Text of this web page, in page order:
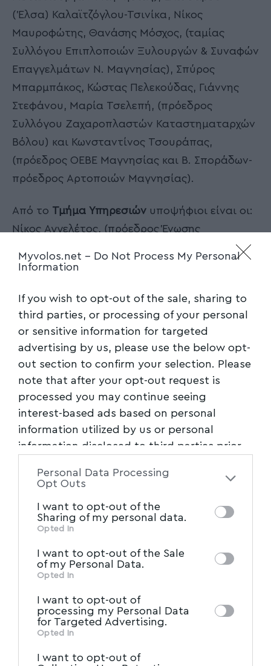
Myvolos.net - Do Not Process My Personal
Information
If you wish to opt-out of the sale, sharing to
third parties, or processing of your personal
or sensitive information for targeted
advertising by us, please use the below opt-
out section to confirm your selection. Please
note that after your opt-out request is
processed you may continue seeing
interest-based ads based on personal
information utilized by us or personal
information disclosed to third parties prior
of the further disclosure of your personal
of downstream participants. This
information may also be disclosed by us to
Participantsthat may further disclose it to
other third parties.
Personal Data Processing
Opt Outs
I want to opt-out of the
Sharing of my personal data.
Opted In
I want to opt-out of the Sale
of my Personal Data.
Opted In
I want to opt-out of
processing my Personal Data
for Targeted Advertising.
Opted In
I want to opt-out of
(Έλσα) Καλαϊτζόγλου-Τσινίκα, Νίκος
Μαυροφώτης, Θανάσης Μόσχος, (ταμίας
Συλλόγου Επιπλοποιών Ξυλουργών & Συναφών
Επαγγελμάτων Ν. Μαγνησίας), Σπύρος
Μπαρμπάκος, Κώστας Πελεκούδας, Γιάννης
Στεφάνου, Μαρία Τσελεπή, (πρόεδρος
Συλλόγου Ζαχαροπλαστών Καταστηματαρχών
Βόλου) και Κωνσταντίνος Τσουράπας,
(πρόεδρος ΟΕΒΕ Μαγνησίας και Β. Σποράδων-
πρόεδρος Αρτοποιών Μαγνησίας).
Από το Τμήμα Υπηρεσιών υποψήφιοι είναι οι:
Νίκος Αγγελέτος, (πρόεδρος Ένωσης
Λειτουργών Γραφείων Κηδειών & Ταριχευτών
Ελλάδος), Αναστασία Αξιώτη, Παρασκευή
Αθανάσιος Ζλατούδης, (μέλος Δ.Σ. ΕΟΑΕΝ),
Δωροθέα (Δώρα) Καναβιτσά, (πρόεδρος
ΟΕΒΕΜ-πρόεδρος Σωματείου Μισθωτών
Κυλικείων Δημοσίων Σχολείων Ν. Μαγνησίας),
Ζήσης Καπουράνης, Γιώργος Καψιώχας,
(πρόεδρος Σωματείου Φροντιστηρίων Μέσης
Εκπαίδευσης Ν. Μαγνησίας), Σεραφείμ
Μαουσίδης, (πρόεδρος Συνδέσμου
Εργοληπτών Ηλεκτρολόγων Ν. Μαγνησίας),
Μποτσιβάλης, Απόστολος Παπαϊωάννου,
(αντιπρόεδρος Συλλόγου Ιδιοκτητών
Συνεργείων Αυτοκινήτων Μοτοσυσκλετών Ν.
Κωνσταντίνος Σαράντης, Γιώργος Σπαθής,
Μίλτος Στεφόπουλος, Παρασκευή (Βιβή)
Μαγνησίας» και του “e-almyros.gr”),
Απόστολος Τσούπρος, (πρόεδρος Συνδέσμου